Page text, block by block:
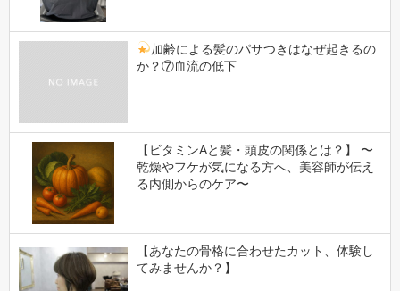
加齢による髪のパサつきはなぜ起きるの
か？⑦血流の低下
【ビタミンAと髪・頭皮の関係とは？】 〜
乾燥やフケが気になる方へ、美容師が伝え
る内側からのケア〜
【あなたの骨格に合わせたカット、体験し
てみませんか？】